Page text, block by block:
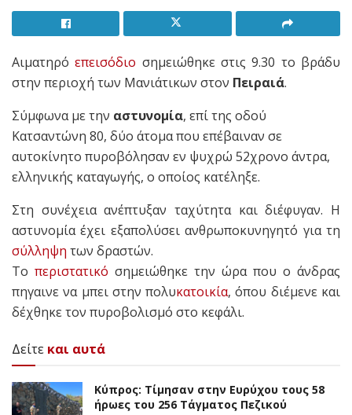
Αιματηρόεπεισόδιο σημειώθηκε στις 9.30 το βράδυ
στην περιοχή των Μανιάτικων στον Πειραιά.
Σύμφωνα με την αστυνομία, επί της οδού
Κατσαντώνη 80, δύο άτομα που επέβαιναν σε
αυτοκίνητο πυροβόλησαν εν ψυχρώ 52χρονο άντρα,
ελληνικής καταγωγής, ο οποίος κατέληξε.
Στη συνέχεια ανέπτυξαν ταχύτητα και διέφυγαν. Η
αστυνομία έχει εξαπολύσει ανθρωποκυνηγητό για τη
σύλληψη των δραστών.
Το περιστατικό σημειώθηκε την ώρα που ο άνδρας
πηγαινε να μπει στην πολυκατοικία, όπου διέμενε και
δέχθηκε τον πυροβολισμό στο κεφάλι.
Δείτε και αυτά
Κύπρος: Τίμησαν στην Ευρύχου τους 58
ήρωες του 256 Τάγματος Πεζικού